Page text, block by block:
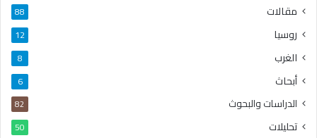
مقالات 88
روسيا 12
الغرب 8
أبحاث 6
الدراسات والبحوث 82
تحليلات 50